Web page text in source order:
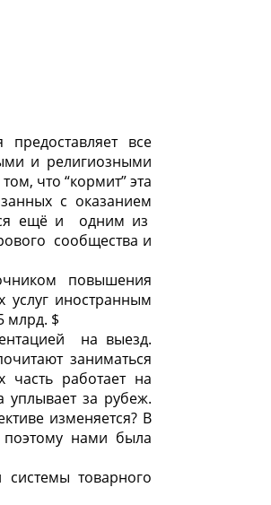
все
и религиозными
что “кормит” эта
с оказанием
ещё и одним из
сообщества и
повышения
услуг иностранным
млрд. $
на выезд.
заниматься
работает на
уплывает за рубеж.
изменяется? В
поэтому нами была
товарного